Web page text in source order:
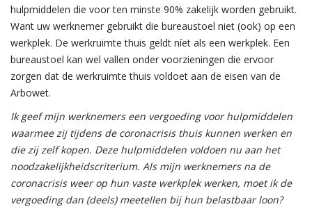
hulpmiddelen die voor ten minste 90% zakelijk worden gebruikt.
Want uw werknemer gebruikt die bureaustoel niet (ook) op een
werkplek. De werkruimte thuis geldt níet als een werkplek. Een
bureaustoel kan wel vallen onder voorzieningen die ervoor
zorgen dat de werkruimte thuis voldoet aan de eisen van de
Arbowet.
Ik geef mijn werknemers een vergoeding voor hulpmiddelen
waarmee zij tijdens de coronacrisis thuis kunnen werken en
die zij zelf kopen. Deze hulpmiddelen voldoen nu aan het
noodzakelijkheidscriterium. Als mijn werknemers na de
coronacrisis weer op hun vaste werkplek werken, moet ik de
vergoeding dan (deels) meetellen bij hun belastbaar loon?